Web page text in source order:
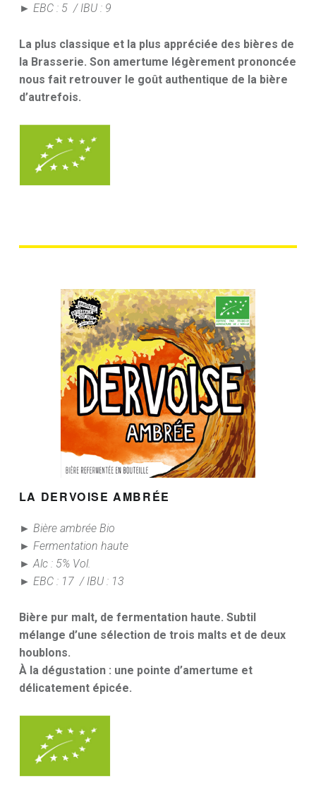
► EBC : 5 / IBU : 9
La plus classique et la plus appréciée des bières de
la Brasserie. Son amertume légèrement prononcée
nous fait retrouver le goût authentique de la bière
d’autrefois.
LA DERVOISE AMBRÉE
► Bière ambrée Bio
► Fermentation haute
► Alc : 5% Vol.
► EBC : 17 / IBU : 13
Bière pur malt, de fermentation haute. Subtil
mélange d’une sélection de trois malts et de deux
houblons.
À la dégustation : une pointe d’amertume et
délicatement épicée.